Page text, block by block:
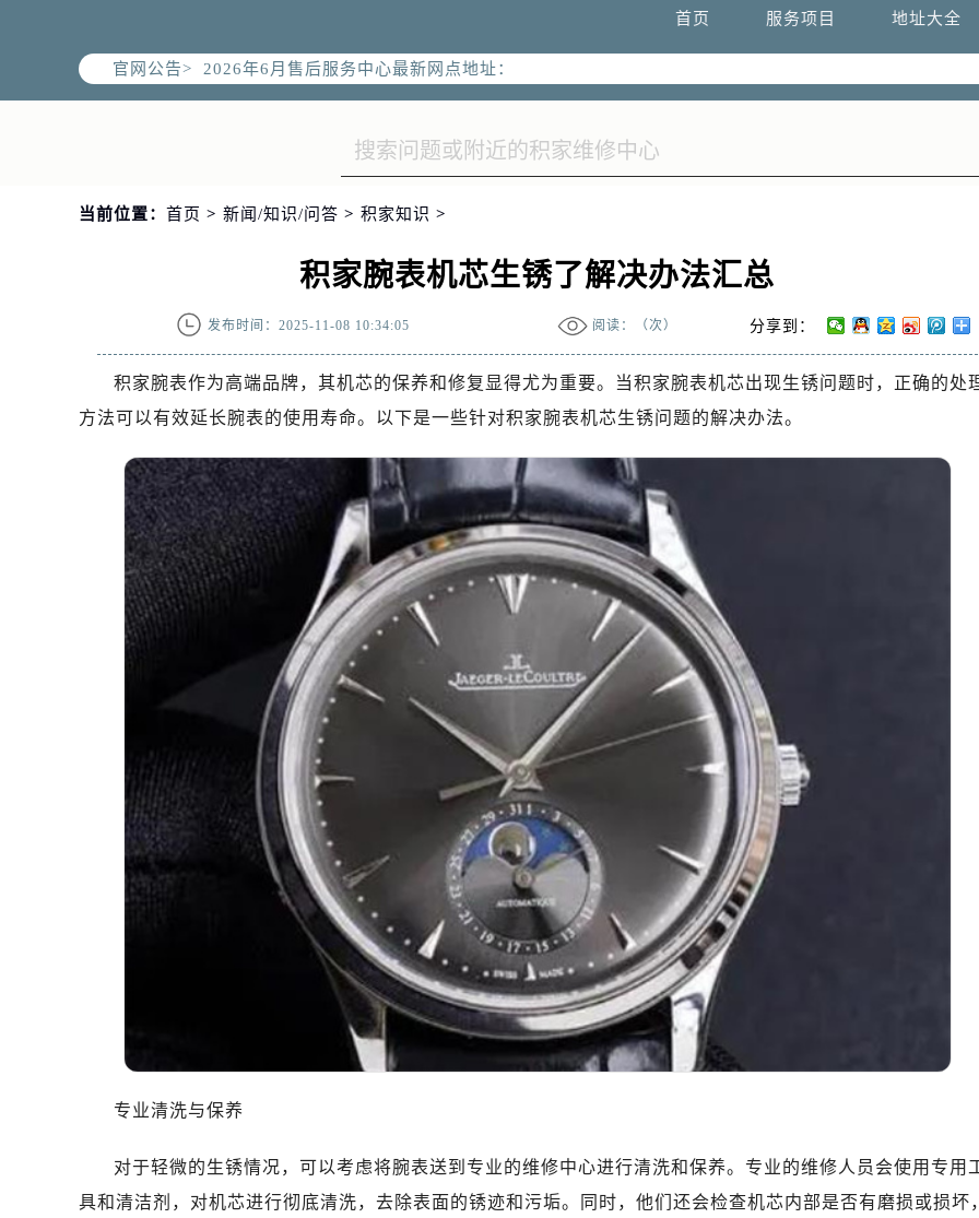
首页 服务项目 地址大全
官网公告>
2026年6月售后服务中心最新网点地址：
北京市东城区东长安街1号东方广场写字楼W3座6层602室（需提前预约）
北京市朝阳区建国门外大街甲6号华熙国际中心D座11层1102室售后服务中心（需提前预约）
节假日正常营业！
当前位置： 首页 > 新闻/知识/问答 > 积家知识 >
积家腕表机芯生锈了解决办法汇总
发布时间：2025-11-08 10:34:05 阅读：（次） 分享到：
积家腕表作为高端品牌，其机芯的保养和修复显得尤为重要。当积家腕表机芯出现生锈问题时，正确的处
方法可以有效延长腕表的使用寿命。以下是一些针对积家腕表机芯生锈问题的解决办法。
专业清洗与保养
对于轻微的生锈情况，可以考虑将腕表送到专业的维修中心进行清洗和保养。专业的维修人员会使用专用
具和清洁剂，对机芯进行彻底清洗，去除表面的锈迹和污垢。同时，他们还会检查机芯内部是否有磨损或损坏